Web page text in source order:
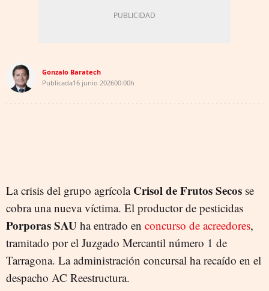
Gonzalo Baratech
Publicada16 junio 202600:00h
La crisis del grupo agrícola Crisol de Frutos Secos se
cobra una nueva víctima. El productor de pesticidas
Porporas SAU ha entrado en concurso de acreedores,
tramitado por el Juzgado Mercantil número 1 de
Tarragona. La administración concursal ha recaído en el
despacho AC Reestructura.